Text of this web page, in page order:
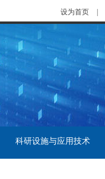
设为首页
科研设施与应用技术